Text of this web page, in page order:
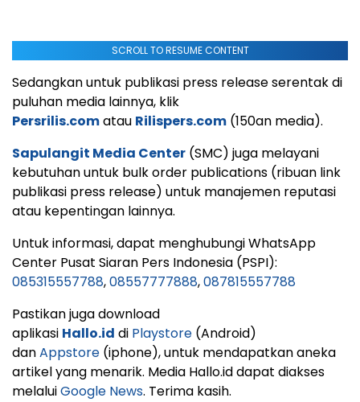
SCROLL TO RESUME CONTENT
Sedangkan untuk publikasi press release serentak di
puluhan media lainnya, klik
Persrilis.comatau Rilispers.com (150an media).
Sapulangit Media Center (SMC) juga melayani
kebutuhan untuk bulk order publications (ribuan link
publikasi press release) untuk manajemen reputasi
atau kepentingan lainnya.
Untuk informasi, dapat menghubungi WhatsApp
Center Pusat Siaran Pers Indonesia (PSPI):
085315557788,08557777888,087815557788
Pastikan juga download
aplikasi Hallo.id di Playstore (Android)
danAppstore (iphone), untuk mendapatkan aneka
artikel yang menarik. Media Hallo.id dapat diakses
melaluiGoogle News. Terima kasih.